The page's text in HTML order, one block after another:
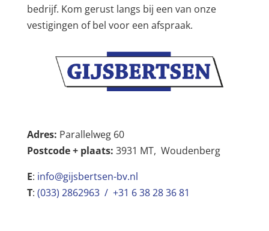
bedrijf. Kom gerust langs bij een van onze
vestigingen of bel voor een afspraak.
Adres: Parallelweg 60
Postcode + plaats: 3931 MT, Woudenberg
E: info@gijsbertsen-bv.nl
T: (033) 2862963 / +31 6 38 28 36 81